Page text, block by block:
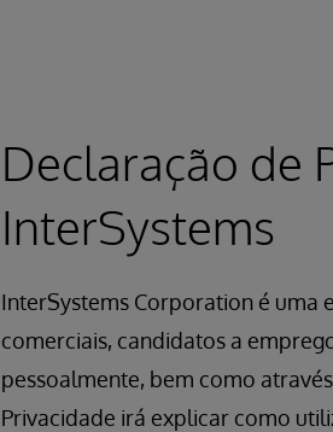
Declaração de
InterSystems
InterSystems Corporation é uma
comerciais, candidatos a
pessoalmente, bem como
Privacidade irá explicar como